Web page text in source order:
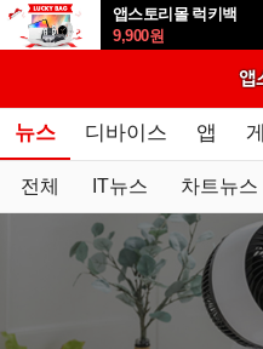
앱스토리몰 럭키백
9,900원
뉴스 디바이스 앱
전체 IT뉴스 차트뉴스